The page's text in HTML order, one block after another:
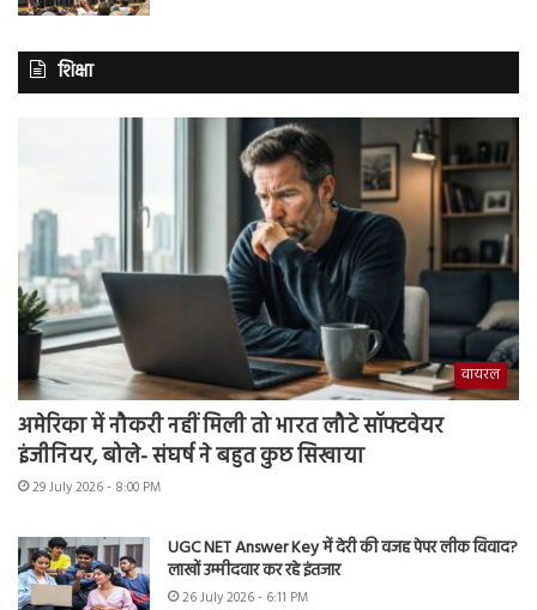
शिक्षा
वायरल
अमेरिका में नौकरी नहीं मिली तो भारत लौटे सॉफ्टवेयर
इंजीनियर, बोले- संघर्ष ने बहुत कुछ सिखाया
29 July 2026 - 8:00 PM
UGC NET Answer Key में देरी की वजह पेपर लीक विवाद?
लाखों उम्मीदवार कर रहे इंतजार
26 July 2026 - 6:11 PM